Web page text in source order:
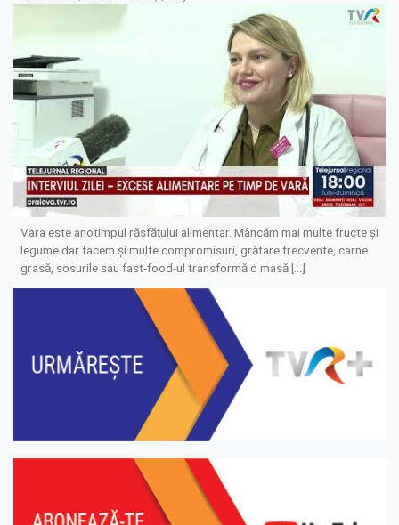
Vara este anotimpul răsfățului alimentar. Mâncăm mai multe fructe și
legume dar facem și multe compromisuri, grătare frecvente, carne
grasă, sosurile sau fast-food-ul transformă o masă […]